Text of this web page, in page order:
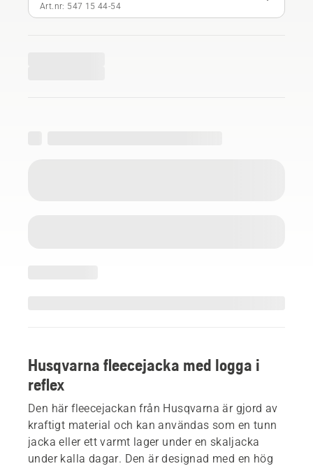
Art.nr: 547 15 44‑54
Husqvarna fleecejacka med logga i
reflex
Den här fleecejackan från Husqvarna är gjord av
kraftigt material och kan användas som en tunn
jacka eller ett varmt lager under en skaljacka
under kalla dagar. Den är designad med en hög